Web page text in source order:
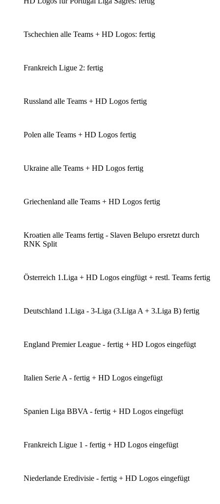
Tschechien alle Teams + HD Logos: fertig
Frankreich Ligue 2: fertig
Russland alle Teams + HD Logos fertig
Polen alle Teams + HD Logos fertig
Ukraine alle Teams + HD Logos fertig
Griechenland alle Teams + HD Logos fertig
Kroatien alle Teams fertig - Slaven Belupo ersretzt durch
RNK Split
Österreich 1.Liga + HD Logos eingfügt + restl. Teams fertig
Deutschland 1.Liga - 3-Liga (3.Liga A + 3.Liga B) fertig
England Premier League - fertig + HD Logos eingefügt
Italien Serie A - fertig + HD Logos eingefügt
Spanien Liga BBVA - fertig + HD Logos eingefügt
Frankreich Ligue 1 - fertig + HD Logos eingefügt
Niederlande Eredivisie - fertig + HD Logos eingefügt